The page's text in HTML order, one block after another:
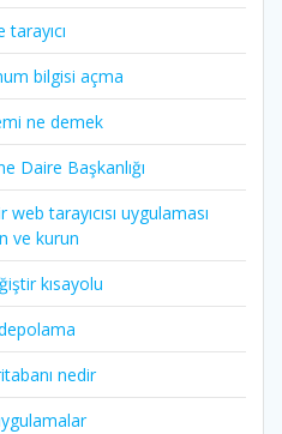
tarayıcı
bilgisi açma
ne demek
Daire Başkanlığı
tarayıcısı uygulaması
ve kurun
kısayolu
nedir